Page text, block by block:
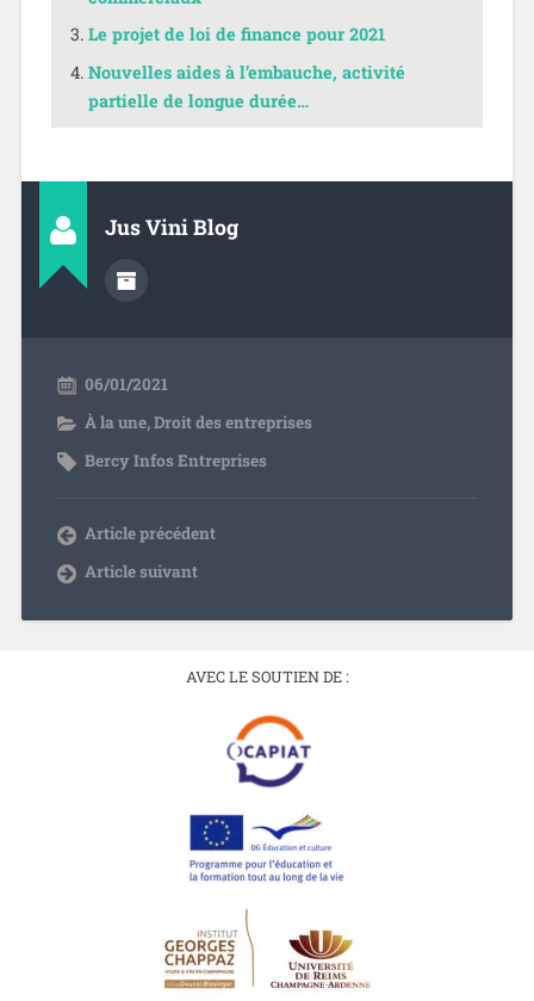
Le projet de loi de finance pour 2021
Nouvelles aides à l’embauche, activité
partielle de longue durée…
Jus Vini Blog
06/01/2021
À la une,Droit des entreprises
Bercy Infos Entreprises
Article précédent
Article suivant
AVEC LE SOUTIEN DE :